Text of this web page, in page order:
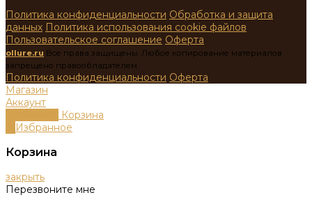
Политика конфиденциальности Обработка и защита
данных Политика использования cookie файлов
Пользовательское соглашение Оферта
ollure.ru Все права защищены. Любое копирование материалов
запрещено правообладателем.
Политика конфиденциальности Оферта
Магазин
Аккаунт
Корзина
Избранное
Корзина
закрыть
Перезвоните мне